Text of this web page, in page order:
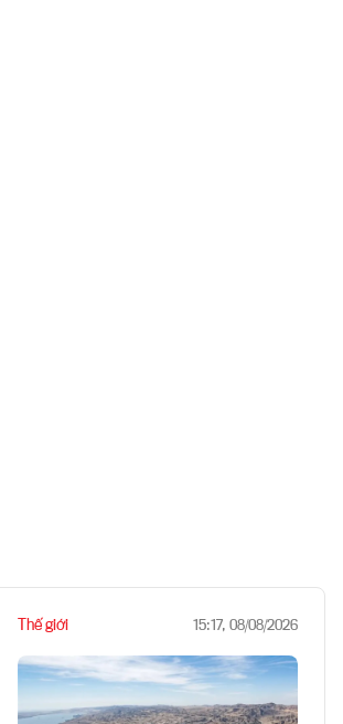
Thế giới 15:17, 08/08/2026